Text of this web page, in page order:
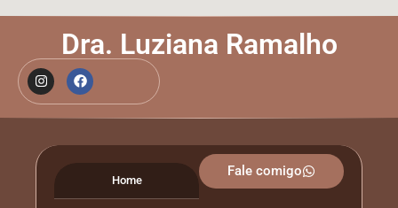
Dra. Luziana Ramalho
Home
Fale comigo